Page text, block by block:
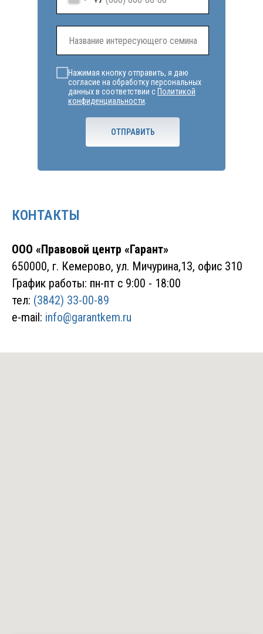
Нажимая кнопку отправить, я даю
согласие на обработку персональных
данных в соответствии сПолитикой
конфиденциальности
ОТПРАВИТЬ
КОНТАКТЫ
ООО «Правовой центр «Гарант»
650000, г. Кемерово, ул. Мичурина,13, офис 310
График работы: пн-пт с 9:00 - 18:00
тел: (3842) 33-00-89
e-mail: info@garantkem.ru